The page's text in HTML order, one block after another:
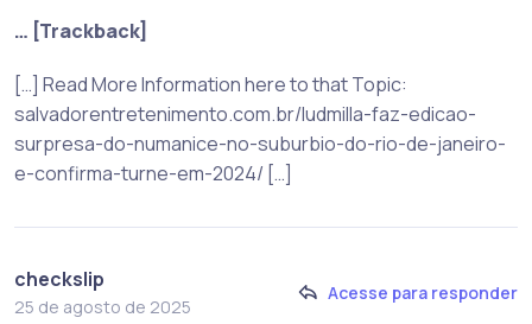
… [Trackback]
[…] Read More Information here to that Topic:
salvadorentretenimento.com.br/ludmilla-faz-edicao-
surpresa-do-numanice-no-suburbio-do-rio-de-janeiro-
e-confirma-turne-em-2024/ […]
checkslip
25 de agosto de 2025
Acesse para responder